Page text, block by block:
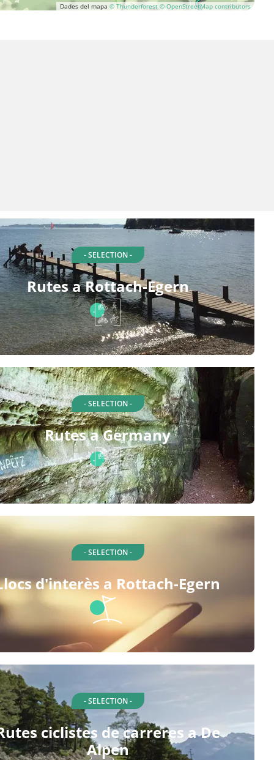
Dades del mapa © Thunderforest © OpenStreetMap contributors
- SELECTION -
Rutes a Rottach-Egern
- SELECTION -
Rutes a Germany
- SELECTION -
d'interès a Rottach-Egern
- SELECTION -
ciclistes de carreres a De
Alpen